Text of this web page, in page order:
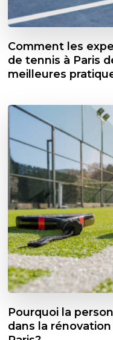
Comment les
de tennis à Paris
meilleures
Pourquoi la
dans la